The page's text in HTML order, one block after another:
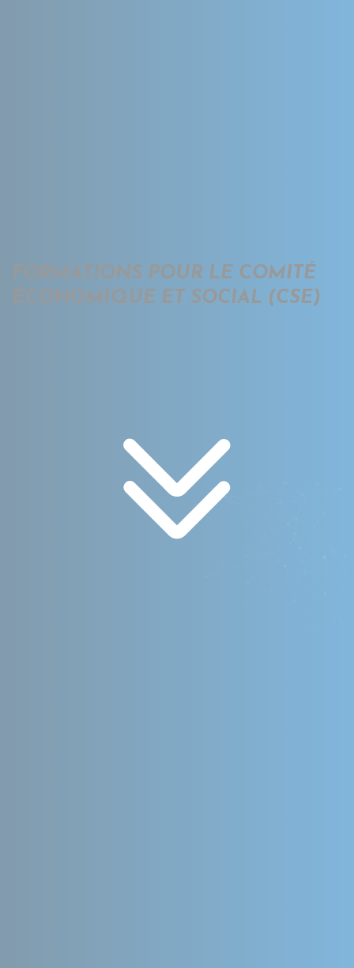
FORMATIONS POUR LE COMITÉ
ÉCONOMIQUE ET SOCIAL (CSE)